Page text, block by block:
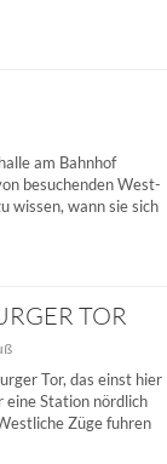
am Bahnhof
besuchenden West-
wissen, wann sie sich
TOR
Tor, das einst hier
eine Station nördlich
Züge fuhren